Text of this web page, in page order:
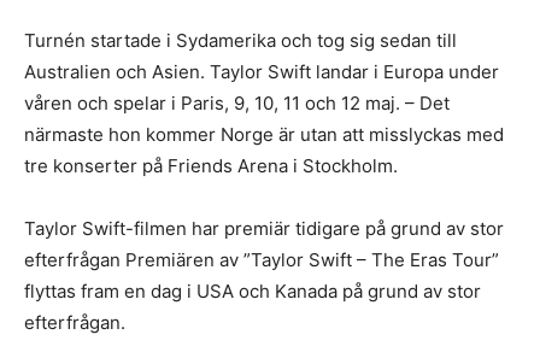
Turnén startade i Sydamerika och tog sig sedan till
Australien och Asien. Taylor Swift landar i Europa under
våren och spelar i Paris, 9, 10, 11 och 12 maj. – Det
närmaste hon kommer Norge är utan att misslyckas med
tre konserter på Friends Arena i Stockholm.
Taylor Swift-filmen har premiär tidigare på grund av stor
efterfrågan Premiären av ”Taylor Swift – The Eras Tour”
flyttas fram en dag i USA och Kanada på grund av stor
efterfrågan.